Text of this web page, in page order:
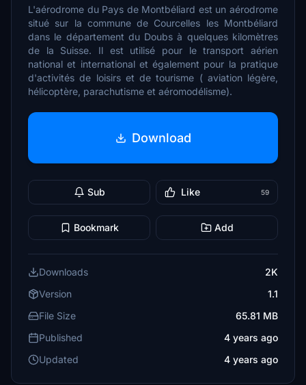
L'aérodrome du Pays de Montbéliard est un aérodrome
situé sur la commune de Courcelles les Montbéliard
dans le département du Doubs à quelques kilomètres
de la Suisse. Il est utilisé pour le transport aérien
national et international et également pour la pratique
d'activités de loisirs et de tourisme ( aviation légère,
hélicoptère, parachutisme et aéromodélisme).
Download
Sub Like 59
Bookmark Add
Downloads
2K
Version
1.1
File Size
65.81 MB
Published
4 years ago
Updated
4 years ago